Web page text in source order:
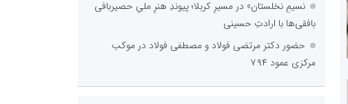
نسیمِ نخلستان» در مسیرِ کربلا؛ پیوندِ هنرِ ملیِ حصیربافی
بافقی‌ها با ارادتِ حسینی
حضور دکتر مرتضی فولاد و مصطفی فولاد در موکب
مرکزی عمود ۷۹۴